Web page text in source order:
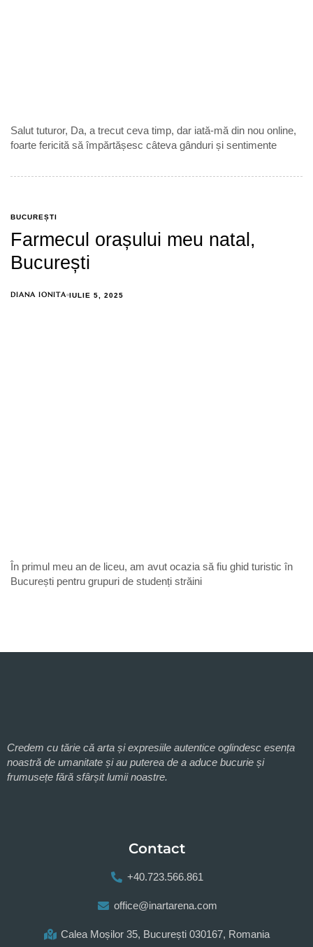
Salut tuturor, Da, a trecut ceva timp, dar iată-mă din nou online,
foarte fericită să împărtășesc câteva gânduri și sentimente
BUCUREȘTI
Farmecul orașului meu natal,
București
DIANA IONITA IULIE 5, 2025
În primul meu an de liceu, am avut ocazia să fiu ghid turistic în
București pentru grupuri de studenți străini
Credem cu tărie că arta și expresiile autentice oglindesc esența
noastră de umanitate și au puterea de a aduce bucurie și
frumusețe fără sfârșit lumii noastre.
Contact
+40.723.566.861
office@inartarena.com
Calea Moșilor 35, București 030167, Romania